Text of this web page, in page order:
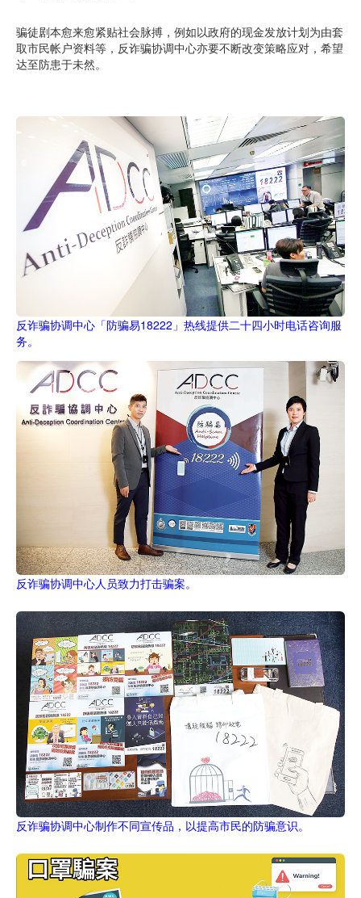
骗徒剧本愈来愈紧贴社会脉搏，例如以政府的现金发放计划为由套
取市民帐户资料等，反诈骗协调中心亦要不断改变策略应对，希望
达至防患于未然。
反诈骗协调中心「防骗易18222」热线提供二十四小时电话咨询服
务。
反诈骗协调中心人员致力打击骗案。
反诈骗协调中心制作不同宣传品，以提高市民的防骗意识。